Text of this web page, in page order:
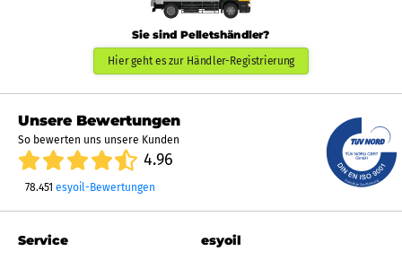
Sie sind Pelletshändler?
Hier geht es zur Händler-Registrierung
Unsere Bewertungen
So bewerten uns unsere Kunden
4.96
78.451 esyoil-Bewertungen
Service esyoil